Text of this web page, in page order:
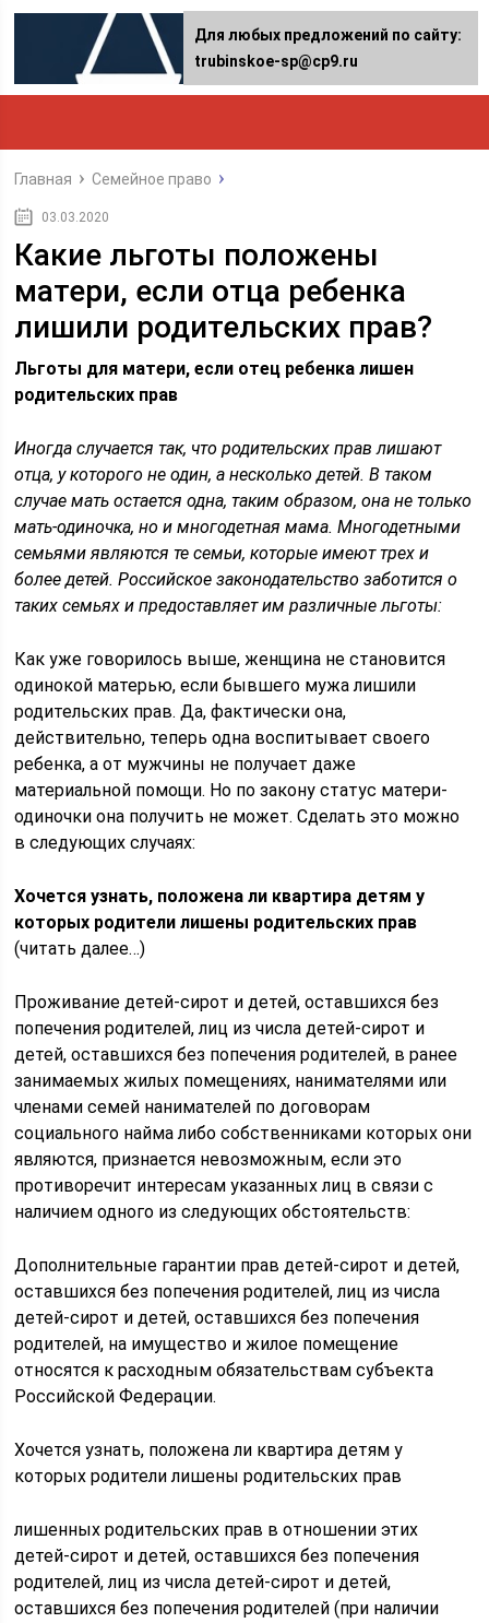
Главная Семейное право
03.03.2020
Какие льготы положены
матери, если отца ребенка
лишили родительских прав?
Льготы для матери, если отец ребенка лишен
родительских прав
Иногда случается так, что родительских прав лишают
отца, у которого не один, а несколько детей. В таком
случае мать остается одна, таким образом, она не только
мать-одиночка, но и многодетная мама. Многодетными
семьями являются те семьи, которые имеют трех и
более детей. Российское законодательство заботится о
таких семьях и предоставляет им различные льготы:
Как уже говорилось выше, женщина не становится
одинокой матерью, если бывшего мужа лишили
родительских прав. Да, фактически она,
действительно, теперь одна воспитывает своего
ребенка, а от мужчины не получает даже
материальной помощи. Но по закону статус матери-
одиночки она получить не может. Сделать это можно
в следующих случаях:
Хочется узнать, положена ли квартира детям у
которых родители лишены родительских прав
(читать далее…)
Проживание детей-сирот и детей, оставшихся без
попечения родителей, лиц из числа детей-сирот и
детей, оставшихся без попечения родителей, в ранее
занимаемых жилых помещениях, нанимателями или
членами семей нанимателей по договорам
социального найма либо собственниками которых они
являются, признается невозможным, если это
противоречит интересам указанных лиц в связи с
наличием одного из следующих обстоятельств:
Дополнительные гарантии прав детей-сирот и детей,
оставшихся без попечения родителей, лиц из числа
детей-сирот и детей, оставшихся без попечения
родителей, на имущество и жилое помещение
относятся к расходным обязательствам субъекта
Российской Федерации.
Хочется узнать, положена ли квартира детям у
которых родители лишены родительских прав
лишенных родительских прав в отношении этих
детей-сирот и детей, оставшихся без попечения
родителей, лиц из числа детей-сирот и детей,
оставшихся без попечения родителей (при наличии
Для любых предложений по сайту:
trubinskoe-sp@cp9.ru